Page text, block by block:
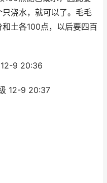
浇水，就可以了。毛毛
土各100点，以后要四百
12-9 20:36
12-9 20:37